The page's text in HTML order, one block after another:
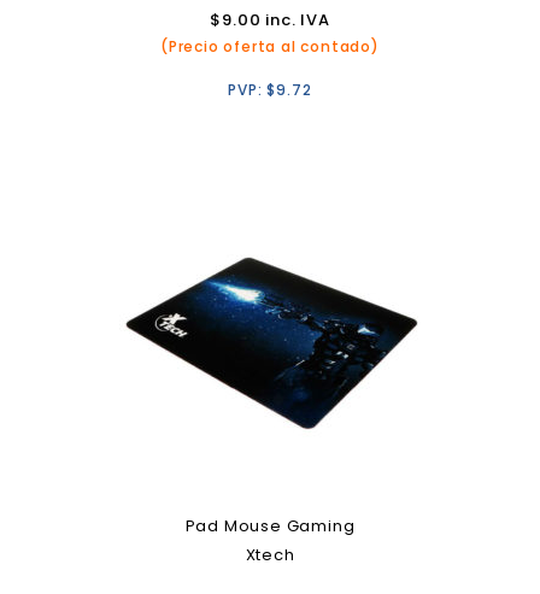
$9.00 inc. IVA
(Precio oferta al contado)
PVP:$9.72
Pad Mouse Gaming
Xtech